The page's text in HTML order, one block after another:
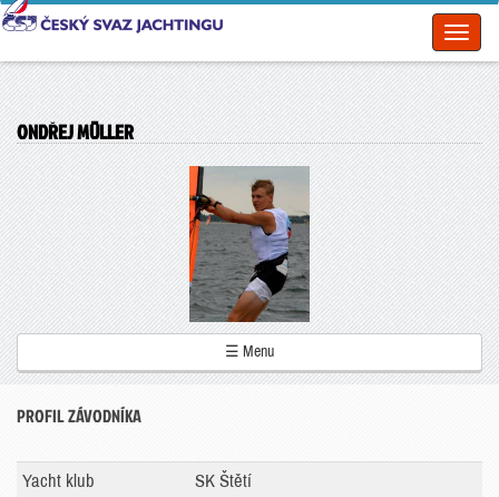
ONDŘEJ MÜLLER
☰ Menu
PROFIL ZÁVODNÍKA
Yacht klub
SK Štětí